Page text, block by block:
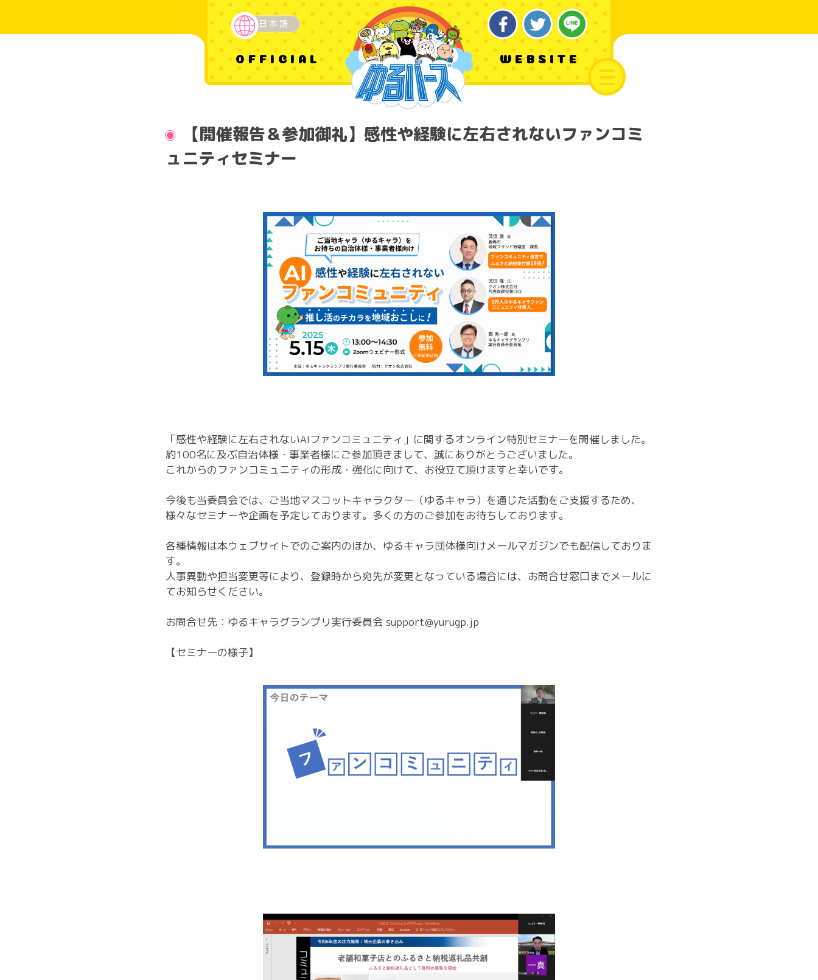
OFFICIAL WEBSITE
日本語
【開催報告＆参加御礼】感性や経験に左右されないファンコミ
ュニティセミナー
「感性や経験に左右されないAIファンコミュニティ」に関するオンライン特別セミナーを開催しました。
約100名に及ぶ自治体様・事業者様にご参加頂きまして、誠にありがとうございました。
これからのファンコミュニティの形成・強化に向けて、お役立て頂けますと幸いです。
今後も当委員会では、ご当地マスコットキャラクター（ゆるキャラ）を通じた活動をご支援するため、
様々なセミナーや企画を予定しております。多くの方のご参加をお待ちしております。
各種情報は本ウェブサイトでのご案内のほか、ゆるキャラ団体様向けメールマガジンでも配信しておりま
す。
人事異動や担当変更等により、登録時から宛先が変更となっている場合には、お問合せ窓口までメールに
てお知らせください。
お問合せ先：ゆるキャラグランプリ実行委員会 support@yurugp.jp
【セミナーの様子】